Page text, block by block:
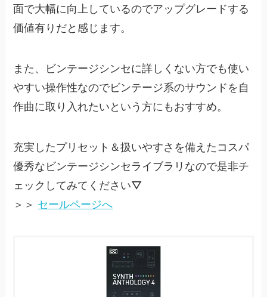
面で大幅に向上しているのでアップグレードする
価値有りだと感じます。
また、ビンテージシンセに詳しくない方でも使い
やすい操作性なのでビンテージ系のサウンドを自
作曲に取り入れたいという方にもおすすめ。
充実したプリセット＆扱いやすさを備えたコスパ
優秀なビンテージシンセライブラリなので是非チ
ェックしてみてください▽
＞＞ セールページへ